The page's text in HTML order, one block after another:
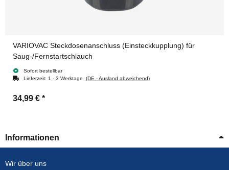
VARIOVAC Steckdosenanschluss (Einsteckkupplung) für
Saug-/Fernstartschlauch
Sofort bestellbar
Lieferzeit: 1 - 3 Werktage (DE - Ausland abweichend)
34,99 € *
Informationen
Wir über uns